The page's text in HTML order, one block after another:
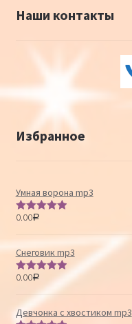
Наши контакты
Избранное
Умная ворона mp3
Оценка
0.00Р
Снеговик mp3
Оценка
5.00
0.00Р
Девчонка с хвостиком mp3